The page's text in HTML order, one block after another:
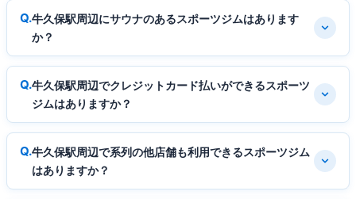
牛久保駅周辺にサウナのあるスポーツジムはあります
か？
牛久保駅周辺でクレジットカード払いができるスポーツ
ジムはありますか？
牛久保駅周辺で系列の他店舗も利用できるスポーツジム
はありますか？